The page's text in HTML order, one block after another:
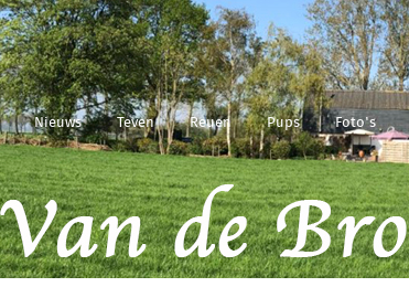
Nieuws Teven Reuen Pups Foto's